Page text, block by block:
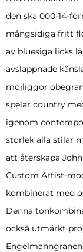
den ska 000-14-
mångsidiga fritt
av bluesiga licks
avslappnade
möjliggör
spelar country
igenom
storlek alla stilar
att återskapa
Custom Artist-
kombinerat med
Denna
också utmärkt